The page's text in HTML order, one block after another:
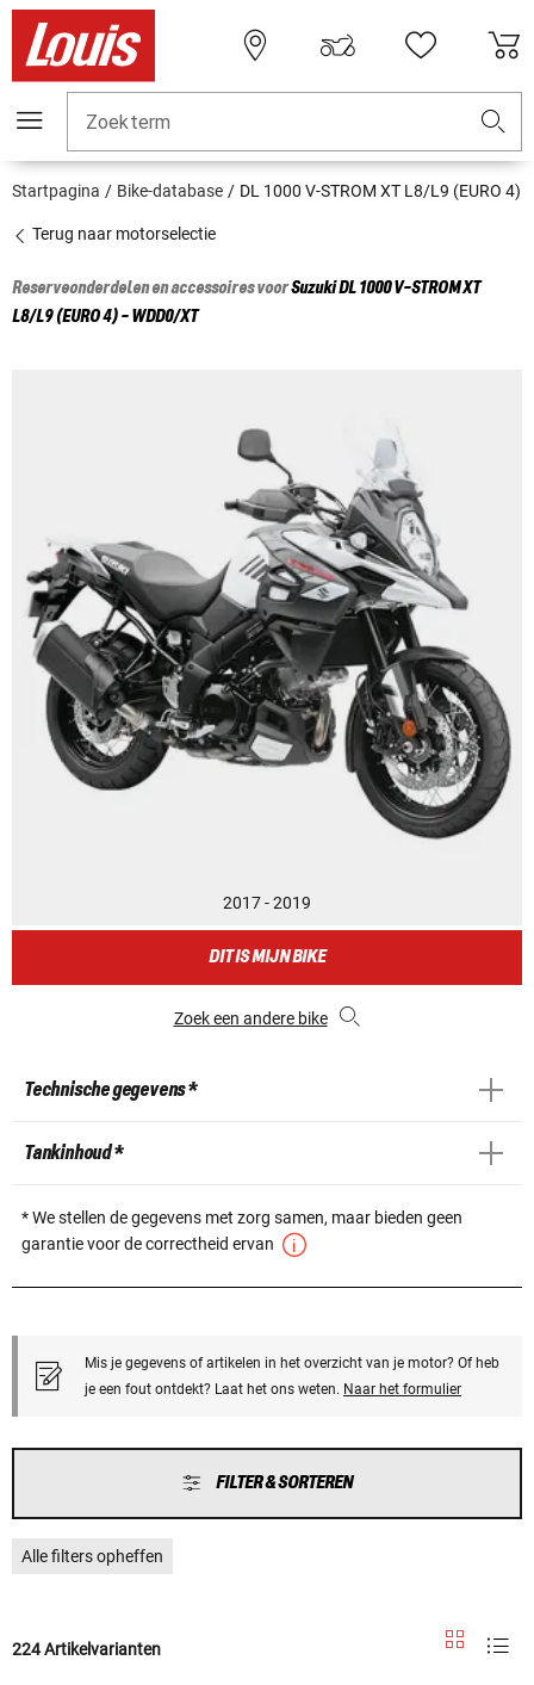
Zoekterm
Startpagina Bike-database DL 1000 V-STROM XT L8/L9 (EURO 4)
Terug naar motorselectie
Reserveonderdelen en accessoires voorSuzukiDL 1000 V-STROM XT
L8/L9 (EURO 4) - WDD0/XT
2017 - 2019
DIT IS MIJN BIKE
Zoek een andere bike
Technische gegevens *
Tankinhoud *
* We stellen de gegevens met zorg samen, maar bieden geen
garantie voor de correctheid ervan
Mis je gegevens of artikelen in het overzicht van je motor? Of heb
je een fout ontdekt? Laat het ons weten. Naar het formulier
FILTER & SORTEREN
Alle filters opheffen
224 Artikelvarianten